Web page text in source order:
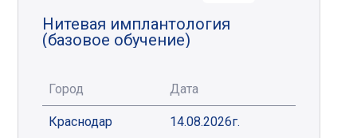
Нитевая имплантология
(базовое обучение)
Город Дата
Краснодар 14.08.2026г.